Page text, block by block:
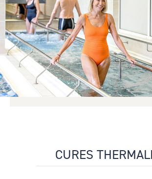
Hacklink
Hacklink satın al
Hacklink
Hacklink
Hacklink
unblocked games
CURES